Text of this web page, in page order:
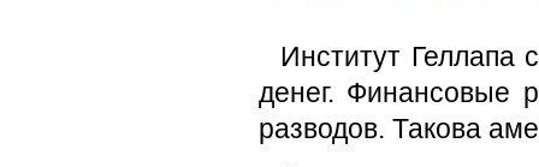
Институт Геллапа
денег. Финансовые
разводов. Такова